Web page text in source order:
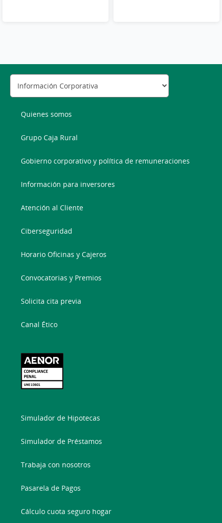
Quienes somos
Grupo Caja Rural
Gobierno corporativo y política de remuneraciones
Información para inversores
Atención al Cliente
Ciberseguridad
Horario Oficinas y Cajeros
Convocatorias y Premios
Solicita cita previa
Canal Ético
Simulador de Hipotecas
Simulador de Préstamos
Trabaja con nosotros
Pasarela de Pagos
Cálculo cuota seguro hogar